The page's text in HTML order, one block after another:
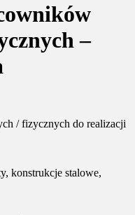
–
/ fizycznych do realizacji
konstrukcje stalowe,